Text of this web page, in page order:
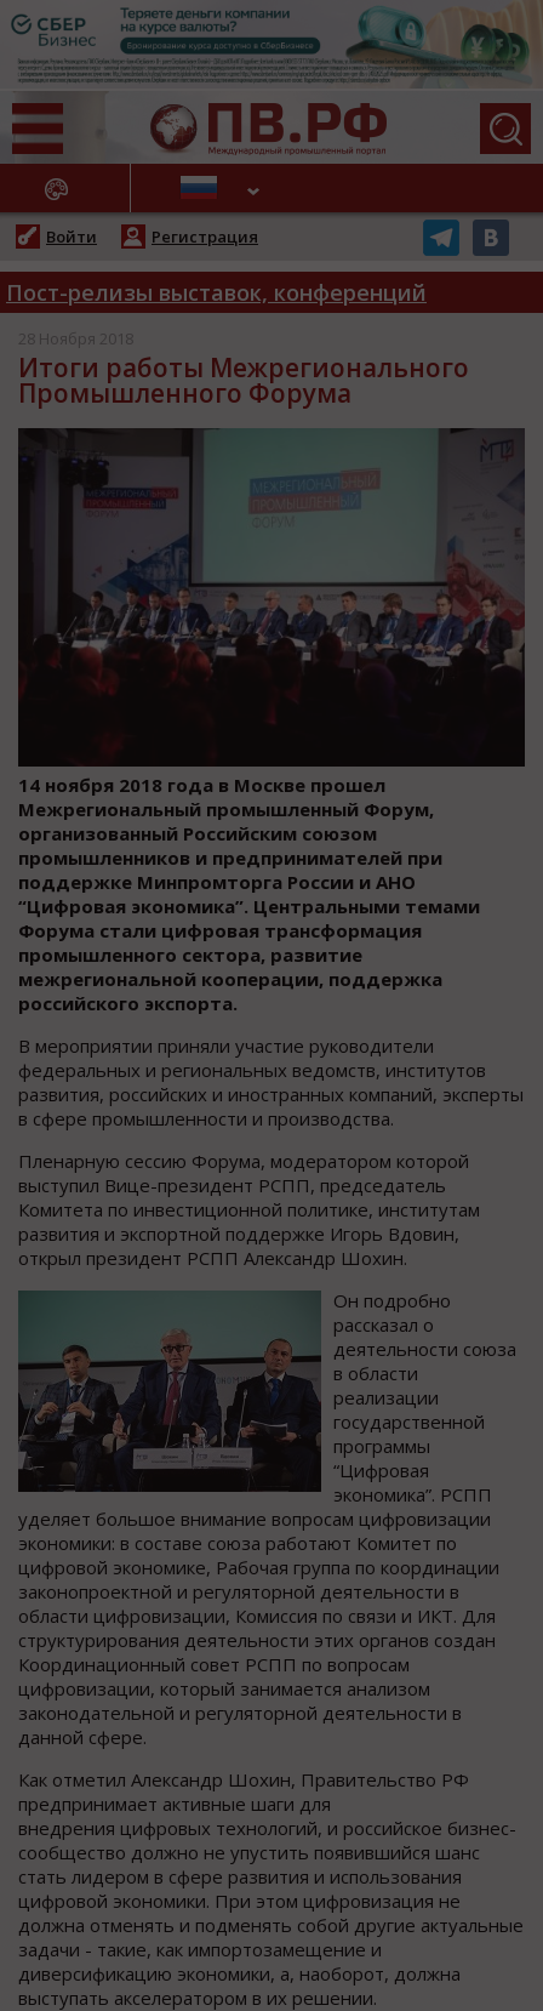
НОВОСТИ
Войти Регистрация
Пост-релизы выставок, конференций
28 Ноября 2018
Итоги работы Межрегионального
Промышленного Форума
14 ноября 2018 года в Москве прошел
Межрегиональный промышленный Форум,
организованный Российским союзом
промышленников и предпринимателей при
поддержке Минпромторга России и АНО
“Цифровая экономика”. Центральными темами
Форума стали цифровая трансформация
промышленного сектора, развитие
межрегиональной кооперации, поддержка
российского экспорта.
В мероприятии приняли участие руководители
федеральных и региональных ведомств, институтов
развития, российских и иностранных компаний, эксперты
в сфере промышленности и производства.
Пленарную сессию Форума, модератором которой
выступил Вице-президент РСПП, председатель
Комитета по инвестиционной политике, институтам
развития и экспортной поддержке Игорь Вдовин,
открыл президент РСПП Александр Шохин.
Он подробно
рассказал о
деятельности союза
в области
реализации
государственной
программы
“Цифровая
экономика”. РСПП
уделяет большое внимание вопросам цифровизации
экономики: в составе союза работают Комитет по
цифровой экономике, Рабочая группа по координации
законопроектной и регуляторной деятельности в
области цифровизации, Комиссия по связи и ИКТ. Для
структурирования деятельности этих органов создан
Координационный совет РСПП по вопросам
цифровизации, который занимается анализом
законодательной и регуляторной деятельности в
данной сфере.
Как отметил Александр Шохин, Правительство РФ
предпринимает активные шаги для
внедрения цифровых технологий, и российское бизнес-
сообщество должно не упустить появившийся шанс
стать лидером в сфере развития и использования
цифровой экономики. При этом цифровизация не
должна отменять и подменять собой другие актуальные
задачи - такие, как импортозамещение и
диверсификацию экономики, а, наоборот, должна
выступать акселератором в их решении.